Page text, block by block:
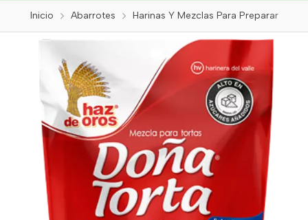
Inicio Abarrotes Harinas Y Mezclas Para Preparar